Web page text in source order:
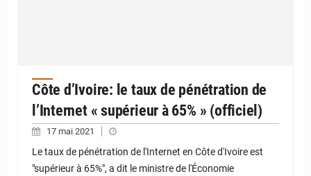
Côte d’Ivoire: le taux de pénétration de
l’Internet « supérieur à 65% » (officiel)
17 mai 2021
Le taux de pénétration de l'Internet en Côte d'Ivoire est
"supérieur à 65%", a dit le ministre de l'Économie